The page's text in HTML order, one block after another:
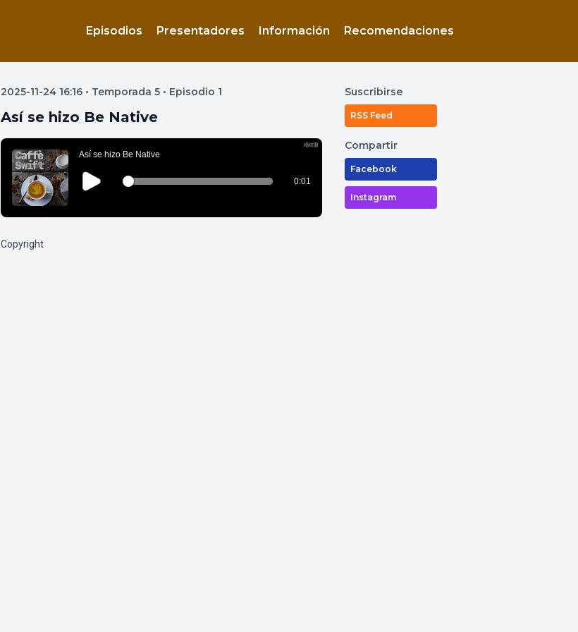
Episodios Presentadores Información Recomendaciones
2025-11-24 16:16 • Temporada 5 • Episodio 1
Así se hizo Be Native
Copyright
Suscribirse
RSS Feed
Compartir
Facebook
Instagram